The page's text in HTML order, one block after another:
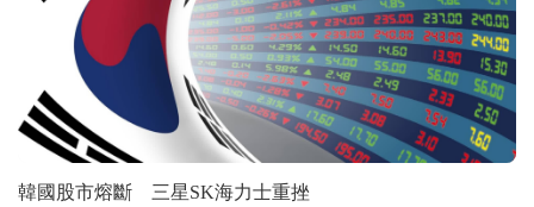
韓國股市熔斷 三星SK海力士重挫